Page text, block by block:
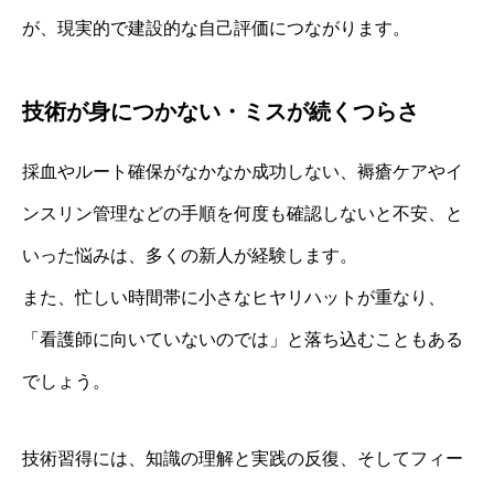
が、現実的で建設的な自己評価につながります。
技術が身につかない・ミスが続くつらさ
採血やルート確保がなかなか成功しない、褥瘡ケアやイ
ンスリン管理などの手順を何度も確認しないと不安、と
いった悩みは、多くの新人が経験します。
また、忙しい時間帯に小さなヒヤリハットが重なり、
「看護師に向いていないのでは」と落ち込むこともある
でしょう。
技術習得には、知識の理解と実践の反復、そしてフィー